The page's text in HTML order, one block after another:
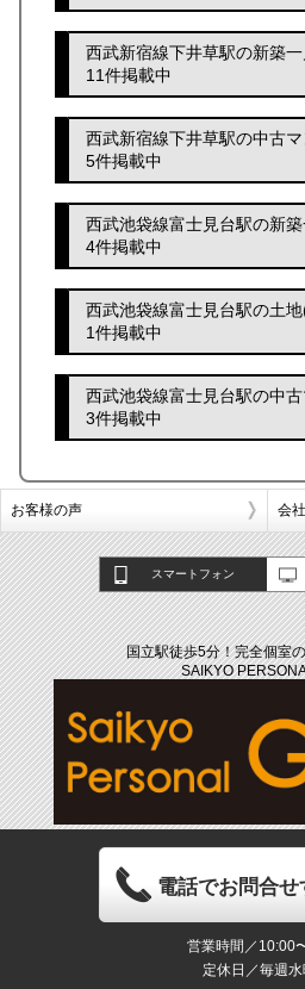
西武新宿線下井草駅の新築
11件掲載中
西武新宿線下井草駅の中古
5件掲載中
西武池袋線富士見台駅の新
4件掲載中
西武池袋線富士見台駅の土
1件掲載中
西武池袋線富士見台駅の中
3件掲載中
お客様の声 会
スマートフォン
国立駅徒歩5分！完全個室
SAIKYO
電話でお問合せ
営業時間／10:00
定休日／毎週水